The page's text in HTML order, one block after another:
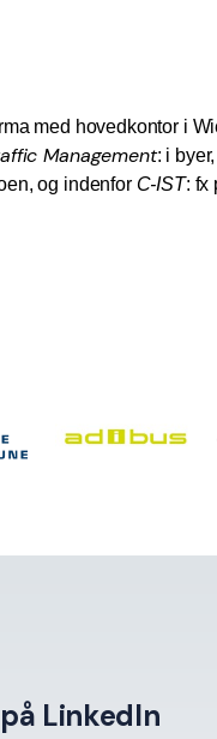
med hovedkontor i
Management: i
og indenfor C-IST: fx
LinkedIn